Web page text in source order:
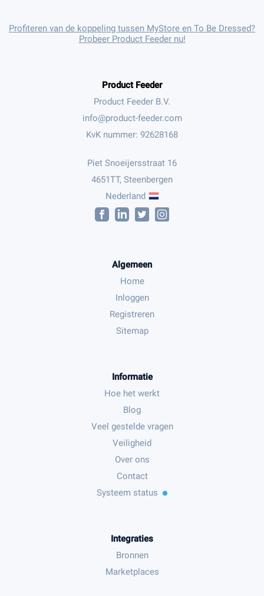
Profiteren van de koppeling tussen MyStore en To Be Dressed?
Probeer Product Feeder nu!
Product Feeder
Product Feeder B.V.
KvK nummer: 92628168
Piet Snoeijersstraat 16
4651TT, Steenbergen
Nederland
Algemeen
Home
Inloggen
Registreren
Sitemap
Informatie
Hoe het werkt
Blog
Veel gestelde vragen
Veiligheid
Over ons
Contact
Systeem status
Integraties
Bronnen
Marketplaces